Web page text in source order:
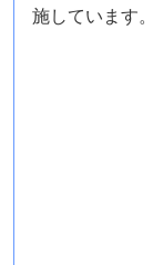
施しています。